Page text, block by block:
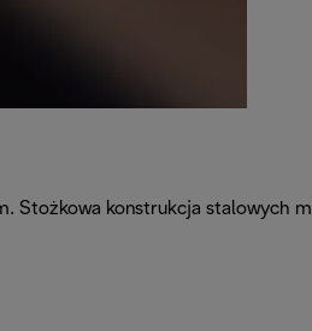
Stożkowa konstrukcja stalowych